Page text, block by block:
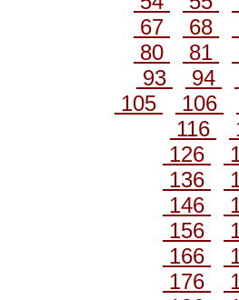
67
68
80
81
93
94
105
106
116
126
136
146
156
166
176